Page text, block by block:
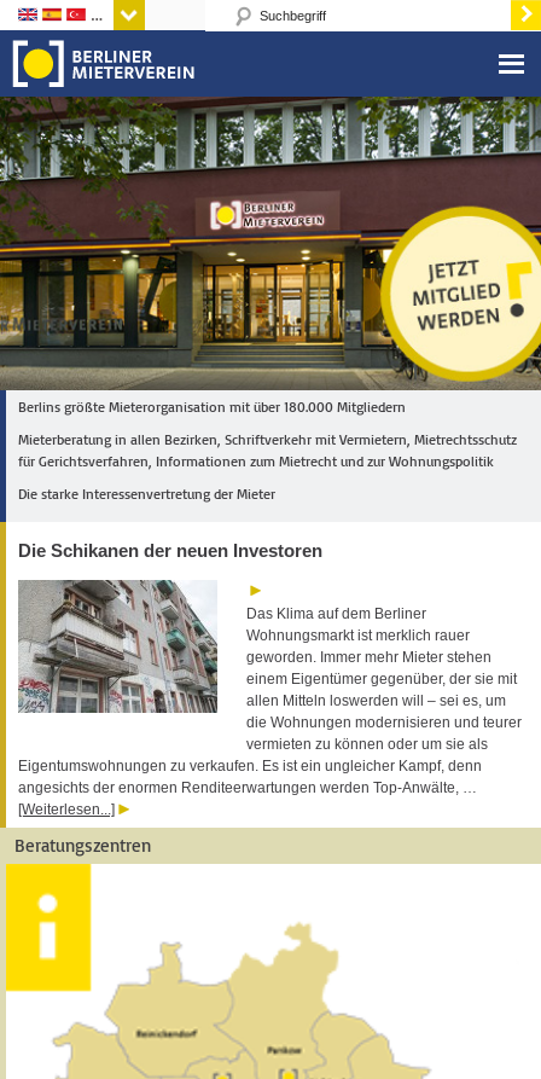
Sprachen
Berlins größte Mieterorganisation mit über 180.000 Mitgliedern
Mieterberatung in allen Bezirken, Schriftverkehr mit Vermietern, Mietrechtsschutz
für Gerichtsverfahren, Informationen zum Mietrecht und zur Wohnungspolitik
Die starke Interessenvertretung der Mieter
Die Schikanen der neuen Investoren
Das Klima auf dem Berliner
Wohnungsmarkt ist merklich rauer
geworden. Immer mehr Mieter stehen
einem Eigentümer gegenüber, der sie mit
allen Mitteln loswerden will – sei es, um
die Wohnungen modernisieren und teurer
vermieten zu können oder um sie als
Eigentumswohnungen zu verkaufen. Es ist ein ungleicher Kampf, denn
angesichts der enormen Renditeerwartungen werden Top-Anwälte, …
[Weiterlesen...]
Beratungszentren